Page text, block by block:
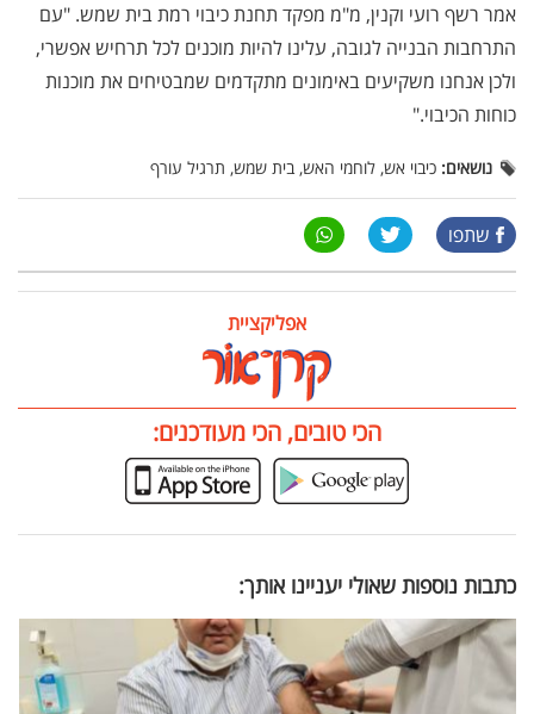
אמר רשף רועי וקנין, מ"מ מפקד תחנת כיבוי רמת בית שמש. "עם
התרחבות הבנייה לגובה, עלינו להיות מוכנים לכל תרחיש אפשרי,
ולכן אנחנו משקיעים באימונים מתקדמים שמבטיחים את מוכנות
כוחות הכיבוי."
נושאים: כיבוי אש, לוחמי האש, בית שמש, תרגיל עורף
שתפו
אפליקציית
הכי טובים, הכי מעודכנים:
כתבות נוספות שאולי יעניינו אותך: